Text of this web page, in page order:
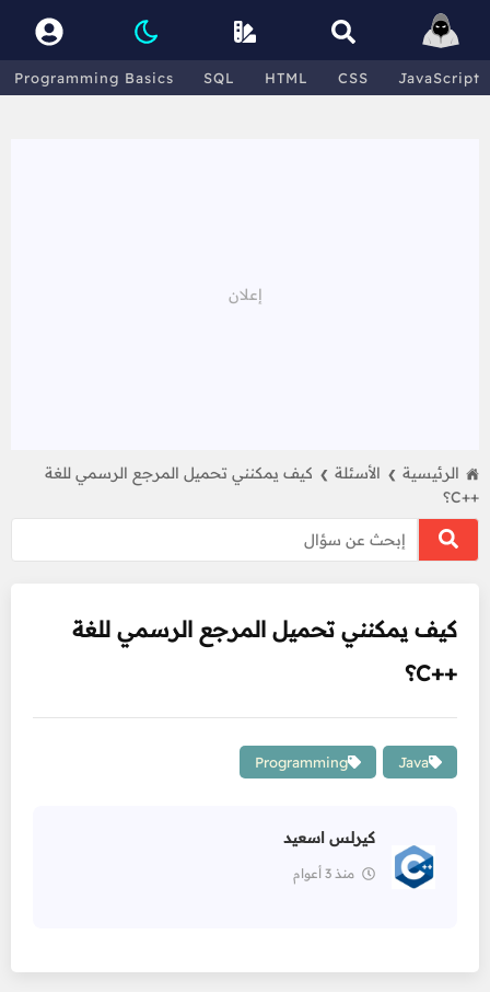
Programming Basics SQL HTML CSS JavaScript
الرئيسية ❯ الأسئلة ❯
كيف يمكنني تحميل المرجع الرسمي للغة
++C؟
كيف يمكنني تحميل المرجع الرسمي للغة
++C؟
Java
Programming
كيرلس اسعيد
منذ 3 أعوام